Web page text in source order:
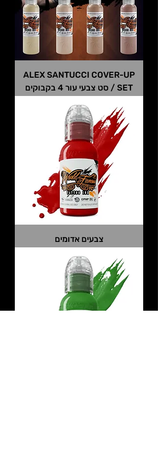
ALEX SANTUCCI COVER-UP
SET / סט צבעי עור 4 בקבוקים
צבעים אדומים